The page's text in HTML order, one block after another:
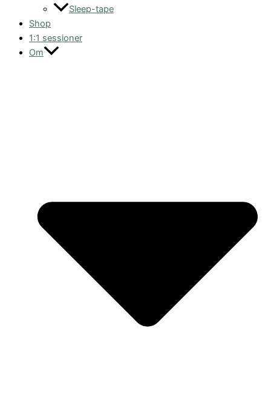
Sleep-tape
Shop
1:1 sessioner
Om